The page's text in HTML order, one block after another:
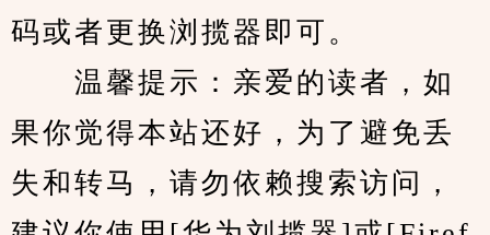
码或者更换浏揽器即可。
温馨提示：亲爱的读者，如
果你觉得本站还好，为了避免丢
失和转马，请勿依赖搜索访问，